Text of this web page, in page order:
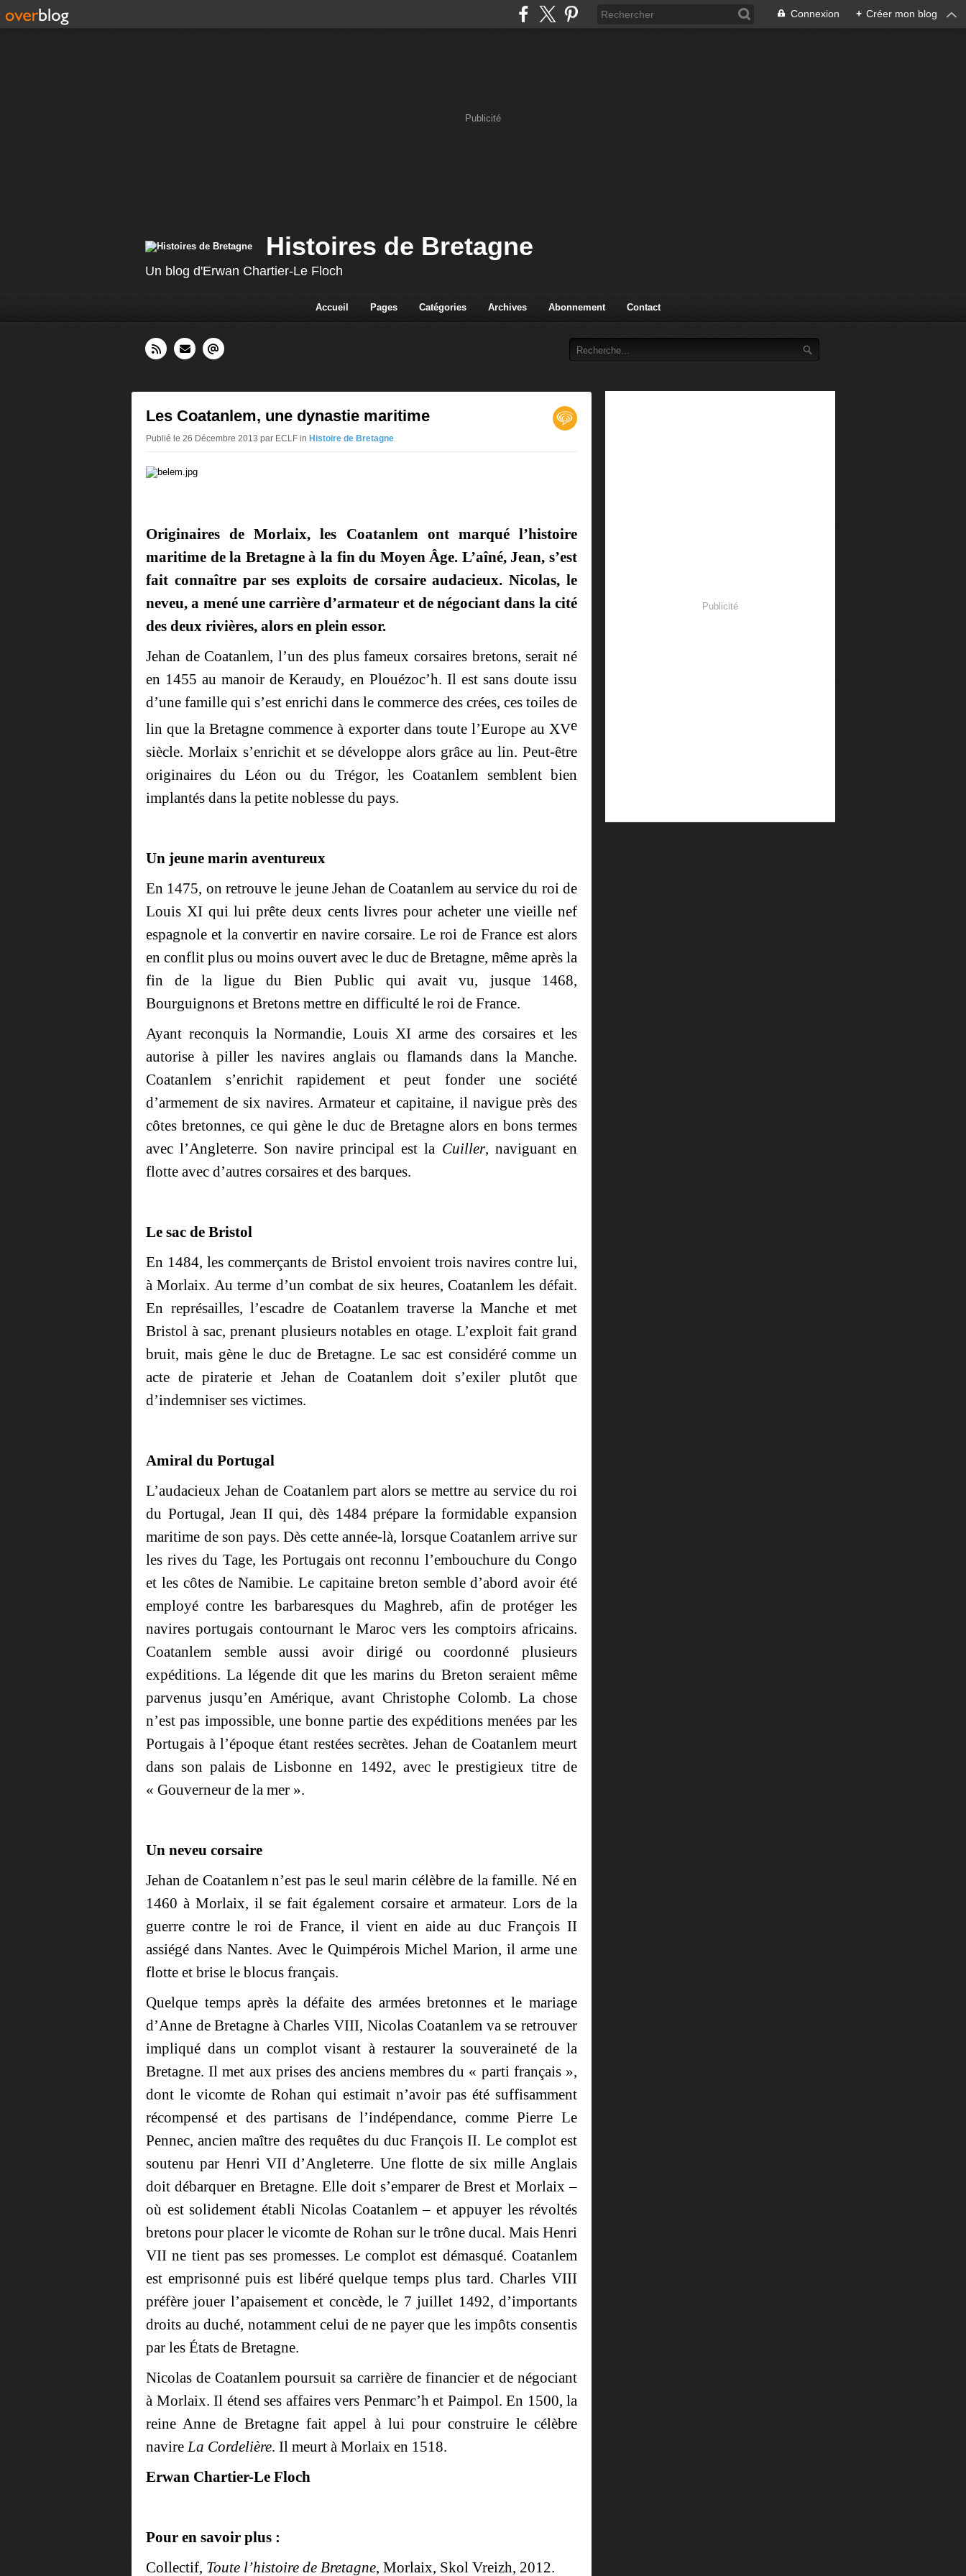
Connexion + Créer mon blog
Publicité
Histoires de Bretagne
Un blog d'Erwan Chartier-Le Floch
Accueil Pages Catégories Archives Abonnement Contact
Les Coatanlem, une dynastie maritime
Publié le 26 Décembre 2013 par ECLF in Histoire de Bretagne
Originaires de Morlaix, les Coatanlem ont marqué l’histoire
maritime de la Bretagne à la fin du Moyen Âge. L’aîné, Jean, s’est
fait connaître par ses exploits de corsaire audacieux. Nicolas, le
neveu, a mené une carrière d’armateur et de négociant dans la cité
des deux rivières, alors en plein essor.
Jehan de Coatanlem, l’un des plus fameux corsaires bretons, serait né
en 1455 au manoir de Keraudy, en Plouézoc’h. Il est sans doute issu
d’une famille qui s’est enrichi dans le commerce des crées, ces toiles de
lin que la Bretagne commence à exporter dans toute l’Europe au XVe
siècle. Morlaix s’enrichit et se développe alors grâce au lin. Peut-être
originaires du Léon ou du Trégor, les Coatanlem semblent bien
implantés dans la petite noblesse du pays.
Un jeune marin aventureux
En 1475, on retrouve le jeune Jehan de Coatanlem au service du roi de
Louis XI qui lui prête deux cents livres pour acheter une vieille nef
espagnole et la convertir en navire corsaire. Le roi de France est alors
en conflit plus ou moins ouvert avec le duc de Bretagne, même après la
fin de la ligue du Bien Public qui avait vu, jusque 1468,
Bourguignons et Bretons mettre en difficulté le roi de France.
Ayant reconquis la Normandie, Louis XI arme des corsaires et les
autorise à piller les navires anglais ou flamands dans la Manche.
Coatanlem s’enrichit rapidement et peut fonder une société
d’armement de six navires. Armateur et capitaine, il navigue près des
côtes bretonnes, ce qui gène le duc de Bretagne alors en bons termes
avec l’Angleterre. Son navire principal est la Cuiller, naviguant en
flotte avec d’autres corsaires et des barques.
Le sac de Bristol
En 1484, les commerçants de Bristol envoient trois navires contre lui,
à Morlaix. Au terme d’un combat de six heures, Coatanlem les défait.
En représailles, l’escadre de Coatanlem traverse la Manche et met
Bristol à sac, prenant plusieurs notables en otage. L’exploit fait grand
bruit, mais gène le duc de Bretagne. Le sac est considéré comme un
acte de piraterie et Jehan de Coatanlem doit s’exiler plutôt que
d’indemniser ses victimes.
Amiral du Portugal
L’audacieux Jehan de Coatanlem part alors se mettre au service du roi
du Portugal, Jean II qui, dès 1484 prépare la formidable expansion
maritime de son pays. Dès cette année-là, lorsque Coatanlem arrive sur
les rives du Tage, les Portugais ont reconnu l’embouchure du Congo
et les côtes de Namibie. Le capitaine breton semble d’abord avoir été
employé contre les barbaresques du Maghreb, afin de protéger les
navires portugais contournant le Maroc vers les comptoirs africains.
Coatanlem semble aussi avoir dirigé ou coordonné plusieurs
expéditions. La légende dit que les marins du Breton seraient même
parvenus jusqu’en Amérique, avant Christophe Colomb. La chose
n’est pas impossible, une bonne partie des expéditions menées par les
Portugais à l’époque étant restées secrètes. Jehan de Coatanlem meurt
dans son palais de Lisbonne en 1492, avec le prestigieux titre de
« Gouverneur de la mer ».
Un neveu corsaire
Jehan de Coatanlem n’est pas le seul marin célèbre de la famille. Né en
1460 à Morlaix, il se fait également corsaire et armateur. Lors de la
guerre contre le roi de France, il vient en aide au duc François II
assiégé dans Nantes. Avec le Quimpérois Michel Marion, il arme une
flotte et brise le blocus français.
Quelque temps après la défaite des armées bretonnes et le mariage
d’Anne de Bretagne à Charles VIII, Nicolas Coatanlem va se retrouver
impliqué dans un complot visant à restaurer la souveraineté de la
Bretagne. Il met aux prises des anciens membres du « parti français »,
dont le vicomte de Rohan qui estimait n’avoir pas été suffisamment
récompensé et des partisans de l’indépendance, comme Pierre Le
Pennec, ancien maître des requêtes du duc François II. Le complot est
soutenu par Henri VII d’Angleterre. Une flotte de six mille Anglais
doit débarquer en Bretagne. Elle doit s’emparer de Brest et Morlaix –
où est solidement établi Nicolas Coatanlem – et appuyer les révoltés
bretons pour placer le vicomte de Rohan sur le trône ducal. Mais Henri
VII ne tient pas ses promesses. Le complot est démasqué. Coatanlem
est emprisonné puis est libéré quelque temps plus tard. Charles VIII
préfère jouer l’apaisement et concède, le 7 juillet 1492, d’importants
droits au duché, notamment celui de ne payer que les impôts consentis
par les États de Bretagne.
Nicolas de Coatanlem poursuit sa carrière de financier et de négociant
à Morlaix. Il étend ses affaires vers Penmarc’h et Paimpol. En 1500, la
reine Anne de Bretagne fait appel à lui pour construire le célèbre
navireLa Cordelière. Il meurt à Morlaix en 1518.
Erwan Chartier-Le Floch
Pour en savoir plus :
Collectif, Toute l’histoire de Bretagne, Morlaix, Skol Vreizh, 2012.
Publicité